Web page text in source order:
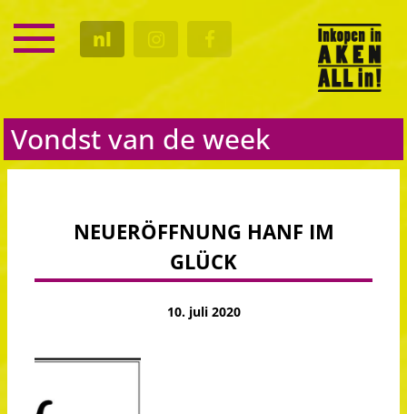
nl
SERVICE
KALENDER
Vondst van de week
NEUERÖFFNUNG HANF IM
GLÜCK
10. juli 2020